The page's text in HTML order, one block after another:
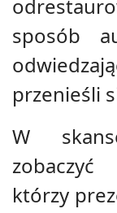
sposób
przenieśli
W
którzy